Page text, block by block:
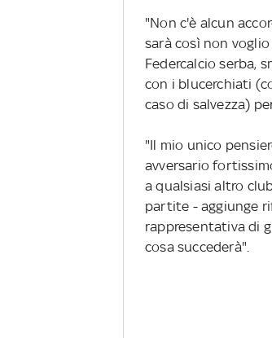
"Non c'è alcun
sarà così non
Federcalcio serba,
con i blucerchiati
caso di salvezza)
"Il mio unico
avversario
a qualsiasi altro
partite - aggiunge
rappresentativa di
cosa succederà".